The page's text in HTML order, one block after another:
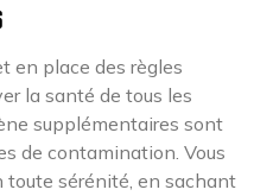
en place des règles
la santé de tous les
supplémentaires sont
de contamination. Vous
toute sérénité, en sachant